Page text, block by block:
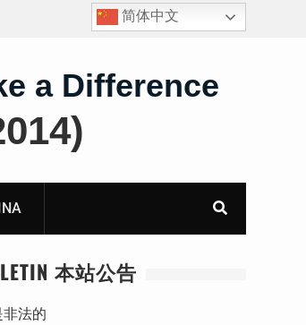
国务院关于出境入境管理的规定》第二条
简体中文
a Difference
本站公告
法的